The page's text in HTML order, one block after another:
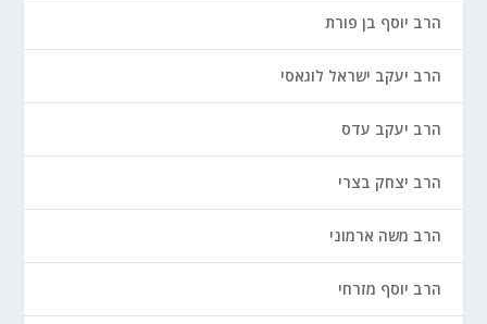
הרב יוסף בן פורת
הרב יעקב ישראל לוגאסי
הרב יעקב עדס
הרב יצחק בצרי
הרב משה ארמוני
הרב יוסף מזרחי